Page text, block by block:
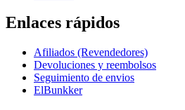
Enlaces rápidos
Afiliados (Revendedores)
Devoluciones y reembolsos
Seguimiento de envios
ElBunkker